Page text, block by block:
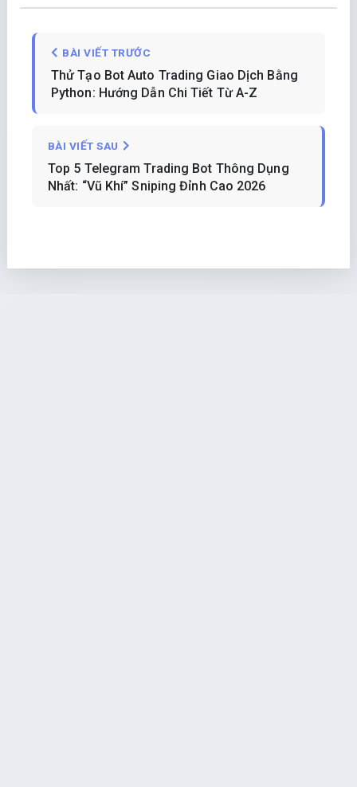
BÀI VIẾT TRƯỚC
Thử Tạo Bot Auto Trading Giao Dịch Bằng
Python: Hướng Dẫn Chi Tiết Từ A-Z
BÀI VIẾT SAU
Top 5 Telegram Trading Bot Thông Dụng
Nhất: “Vũ Khí” Sniping Đỉnh Cao 2026